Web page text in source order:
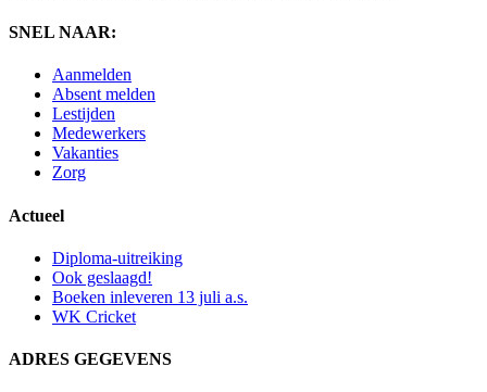
SNEL NAAR:
Aanmelden
Absent melden
Lestijden
Medewerkers
Vakanties
Zorg
Actueel
Diploma-uitreiking
Ook geslaagd!
Boeken inleveren 13 juli a.s.
WK Cricket
ADRES GEGEVENS